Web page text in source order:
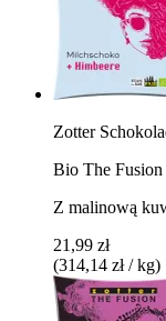
Zotter
Bio The Fusion
Z malinową
21,99 zł
(314,14 zł / kg)